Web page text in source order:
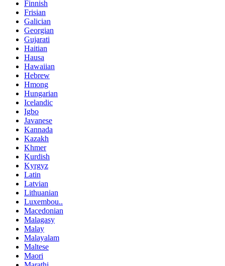
Finnish
Frisian
Galician
Georgian
Gujarati
Haitian
Hausa
Hawaiian
Hebrew
Hmong
Hungarian
Icelandic
Igbo
Javanese
Kannada
Kazakh
Khmer
Kurdish
Kyrgyz
Latin
Latvian
Lithuanian
Luxembou..
Macedonian
Malagasy
Malay
Malayalam
Maltese
Maori